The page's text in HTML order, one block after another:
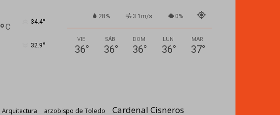
°C
34.4°
32.9°
28% 3.1m/s 0%
VIE
36°
SÁB
36°
DOM
36°
LUN
36°
MAR
37°
Arquitectura arzobispo de Toledo Cardenal Cisneros